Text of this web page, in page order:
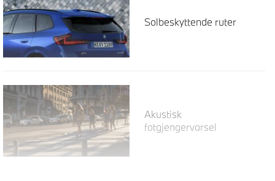
Solbeskyttende ruter
Akustisk
fotgjengervarsel